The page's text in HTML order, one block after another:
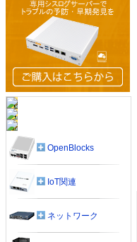
OpenBlocks
IoT関連
ネットワーク